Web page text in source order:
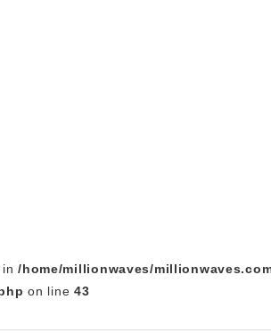
in/home/millionwaves/
on line43